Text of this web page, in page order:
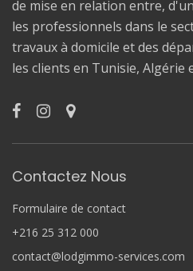
de mise en relation entre,
les professionnels dans le
travaux à domicile et des
les clients en Tunisie, Algérie
Contactez Nous
Formulaire de contact
+216 25 312 000
contact@lodgimmo-services.com